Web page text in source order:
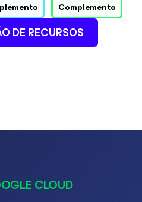
Complemento
DE RECURSOS
CLOUD